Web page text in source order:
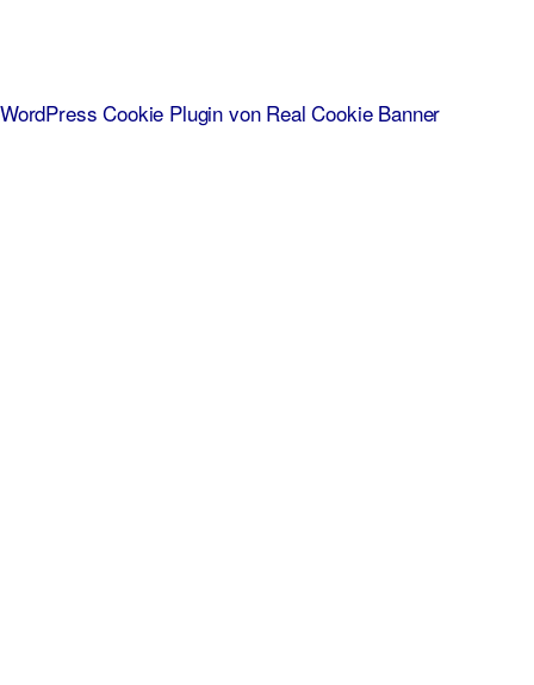
WordPress Cookie Plugin von Real Cookie Banner